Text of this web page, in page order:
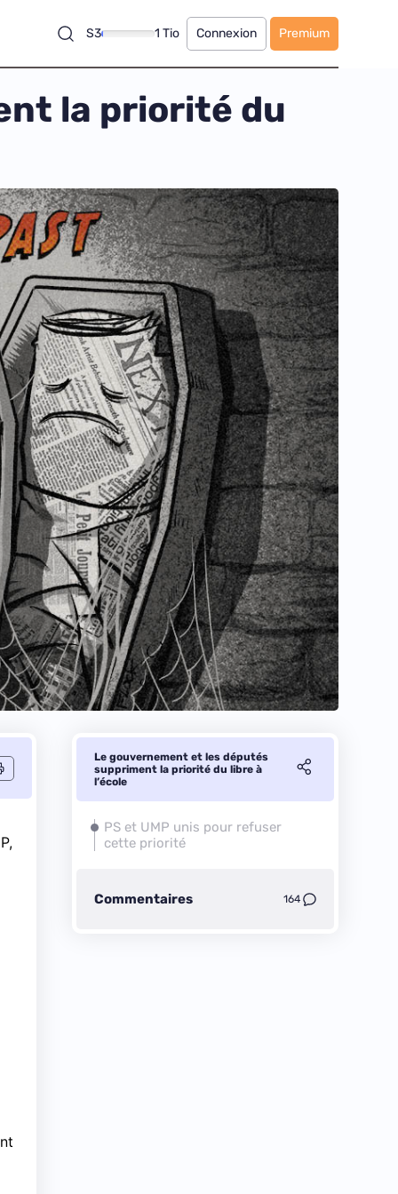
S3 1 Tio Connexion Premium
la priorité du
Le gouvernement et les députés
suppriment la priorité du libre à
l’école
PS et UMP unis pour refuser
cette priorité
Commentaires 164